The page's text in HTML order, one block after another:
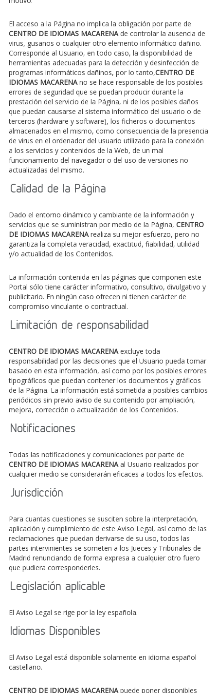
El acceso a la Página no implica la obligación por parte de
CENTRO DE IDIOMAS MACARENAde controlar la ausencia de
virus, gusanos o cualquier otro elemento informático dañino.
Corresponde al Usuario, en todo caso, la disponibilidad de
herramientas adecuadas para la detección y desinfección de
programas informáticos dañinos, por lo tanto,CENTRO DE
IDIOMAS MACARENAno se hace responsable de los posibles
errores de seguridad que se puedan producir durante la
prestación del servicio de la Página, ni de los posibles daños
que puedan causarse al sistema informático del usuario o de
terceros (hardware y software), los ficheros o documentos
almacenados en el mismo, como consecuencia de la presencia
de virus en el ordenador del usuario utilizado para la conexión
a los servicios y contenidos de la Web, de un mal
funcionamiento del navegador o del uso de versiones no
actualizadas del mismo.
Calidad de la Página
Dado el entorno dinámico y cambiante de la información y
servicios que se suministran por medio de la Página, CENTRO
DE IDIOMAS MACARENArealiza su mejor esfuerzo, pero no
garantiza la completa veracidad, exactitud, fiabilidad, utilidad
y/o actualidad de los Contenidos.
La información contenida en las páginas que componen este
Portal sólo tiene carácter informativo, consultivo, divulgativo y
publicitario. En ningún caso ofrecen ni tienen carácter de
compromiso vinculante o contractual.
Limitación de responsabilidad
CENTRO DE IDIOMAS MACARENAexcluye toda
responsabilidad por las decisiones que el Usuario pueda tomar
basado en esta información, así como por los posibles errores
tipográficos que puedan contener los documentos y gráficos
de la Página. La información está sometida a posibles cambios
periódicos sin previo aviso de su contenido por ampliación,
mejora, corrección o actualización de los Contenidos.
Notificaciones
Todas las notificaciones y comunicaciones por parte de
CENTRO DE IDIOMAS MACARENAal Usuario realizados por
cualquier medio se considerarán eficaces a todos los efectos.
Jurisdicción
Para cuantas cuestiones se susciten sobre la interpretación,
aplicación y cumplimiento de este Aviso Legal, así como de las
reclamaciones que puedan derivarse de su uso, todos las
partes intervinientes se someten a los Jueces y Tribunales de
Madrid renunciando de forma expresa a cualquier otro fuero
que pudiera corresponderles.
Legislación aplicable
El Aviso Legal se rige por la ley española.
Idiomas Disponibles
El Aviso Legal está disponible solamente en idioma español
castellano.
CENTRO DE IDIOMAS MACARENApuede poner disponibles